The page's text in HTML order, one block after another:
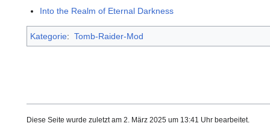
Into the Realm of Eternal Darkness
Kategorie: Tomb-Raider-Mod
Diese Seite wurde zuletzt am 2. März 2025 um 13:41 Uhr bearbeitet.